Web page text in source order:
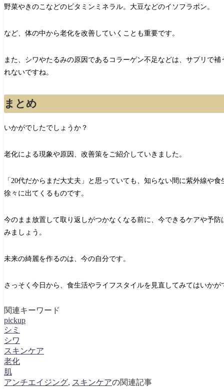
野菜やきのこなどのビタミンミネラル。大豆などのイソフラボン。
など、体の中から老化を改善していくことも重要です。
また、シワやたるみの原因であるコラーゲン不足などは、サプリで補
れないですね。
まとめ
いかがでしたでしょうか？
老化による現象や原因、改善策をご紹介していきました。
「20代だからまだ大丈夫」と思っていても、知らない間に紫外線や食
徐々に出てくるものです。
今のまま放置して取り返しがつかなくなる前に、今できるケアや予防
みましょう。
未来の綺麗を作るのは、今の自分です。
さっそく今日から、食生活やライフスタイルを見直してみてはいかが
関連キーワード
pickup
シミ
シワ
スキンケア
老化
肌
アンチエイジング, スキンケアの関連記事